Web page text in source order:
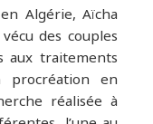
Algérie, Aïcha
des couples
aux traitements
procréation en
réalisée à